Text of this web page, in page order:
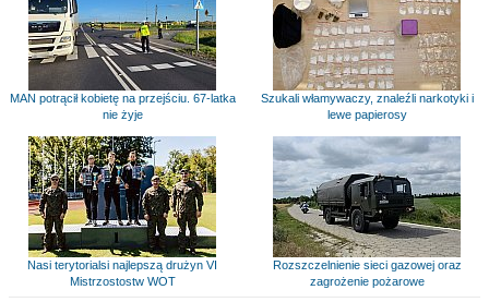
MAN potrącił kobietę na przejściu. 67-latka
nie żyje
Szukali włamywaczy, znaleźli narkotyki i
lewe papierosy
Nasi terytorialsi najlepszą drużyn VI
Mistrzostostw WOT
Rozszczelnienie sieci gazowej oraz
zagrożenie pożarowe